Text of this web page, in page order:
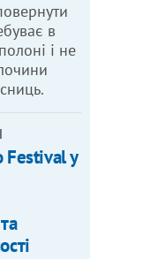
в
і не
Festival у